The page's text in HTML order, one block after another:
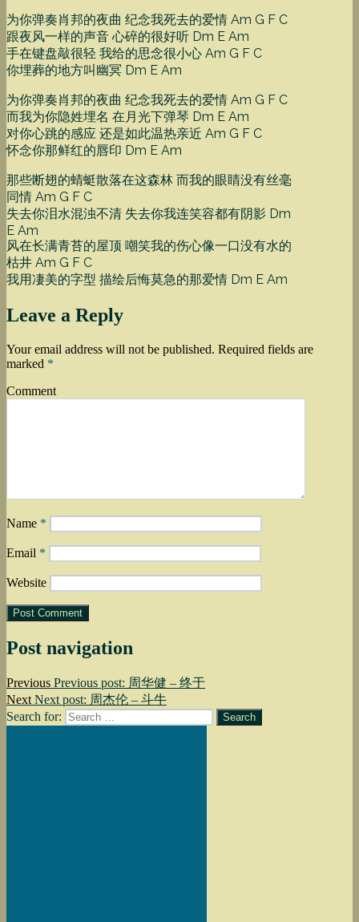
为你弹奏肖邦的夜曲 纪念我死去的爱情 Am G F C
跟夜风一样的声音 心碎的很好听 Dm E Am
手在键盘敲很轻 我给的思念很小心 Am G F C
你埋葬的地方叫幽冥 Dm E Am
为你弹奏肖邦的夜曲 纪念我死去的爱情 Am G F C
而我为你隐姓埋名 在月光下弹琴 Dm E Am
对你心跳的感应 还是如此温热亲近 Am G F C
怀念你那鲜红的唇印 Dm E Am
那些断翅的蜻蜓散落在这森林 而我的眼睛没有丝毫
同情 Am G F C
失去你泪水混浊不清 失去你我连笑容都有阴影 Dm
E Am
风在长满青苔的屋顶 嘲笑我的伤心像一口没有水的
枯井 Am G F C
我用凄美的字型 描绘后悔莫急的那爱情 Dm E Am
Leave a Reply
Your email address will not be published. Required fields are
marked *
Comment
Name *
Email *
Website
Post navigation
Previous Previous post: 周华健 – 终于
Next Next post: 周杰伦 – 斗牛
Search for:
Search